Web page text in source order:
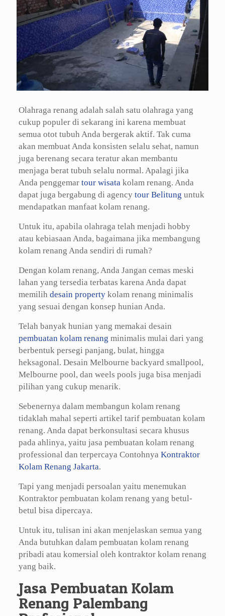
Olahraga renang adalah salah satu olahraga yang
cukup populer di sekarang ini karena membuat
semua otot tubuh Anda bergerak aktif. Tak cuma
akan membuat Anda konsisten selalu sehat, namun
juga berenang secara teratur akan membantu
menjaga berat tubuh selalu normal. Apalagi jika
Anda penggemar tour wisatakolam renang. Anda
dapat juga bergabung di agency tour Belitung untuk
mendapatkan manfaat kolam renang.
Untuk itu, apabila olahraga telah menjadi hobby
atau kebiasaan Anda, bagaimana jika membangung
kolam renang Anda sendiri di rumah?
Dengan kolam renang, Anda Jangan cemas meski
lahan yang tersedia terbatas karena Anda dapat
memilih desain propertykolam renang minimalis
yang sesuai dengan konsep hunian Anda.
Telah banyak hunian yang memakai desain
pembuatan kolam renang minimalis mulai dari yang
berbentuk persegi panjang, bulat, hingga
heksagonal. Desain Melbourne backyard smallpool,
Melbourne pool, dan weels pools juga bisa menjadi
pilihan yang cukup menarik.
Sebenernya dalam membangun kolam renang
tidaklah mahal seperti artikel tarif pembuatan kolam
renang. Anda dapat berkonsultasi secara khusus
pada ahlinya, yaitu jasa pembuatan kolam renang
professional dan terpercaya Contohnya Kontraktor
Kolam Renang Jakarta.
Tapi yang menjadi persoalan yaitu menemukan
Kontraktor pembuatan kolam renang yang betul-
betul bisa dipercaya.
Untuk itu, tulisan ini akan menjelaskan semua yang
Anda butuhkan dalam pembuatan kolam renang
pribadi atau komersial oleh kontraktor kolam renang
yang baik.
Jasa Pembuatan Kolam
Renang Palembang